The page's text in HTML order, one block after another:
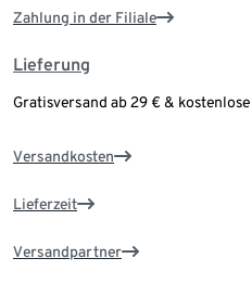
Zahlung in der Filiale
Lieferung
Gratisversand ab 29 € &
Versandkosten
Lieferzeit
Versandpartner